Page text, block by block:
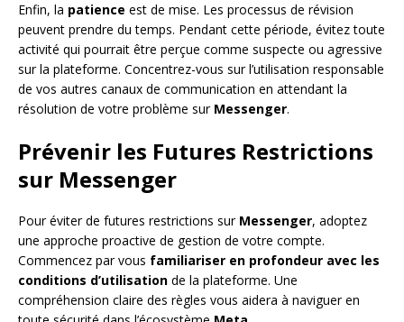
Enfin, la patience est de mise. Les processus de révision
peuvent prendre du temps. Pendant cette période, évitez toute
activité qui pourrait être perçue comme suspecte ou agressive
sur la plateforme. Concentrez-vous sur l’utilisation responsable
de vos autres canaux de communication en attendant la
résolution de votre problème sur Messenger.
Prévenir les Futures Restrictions
sur Messenger
Pour éviter de futures restrictions sur Messenger, adoptez
une approche proactive de gestion de votre compte.
Commencez par vous familiariser en profondeur avec les
conditions d’utilisation de la plateforme. Une
compréhension claire des règles vous aidera à naviguer en